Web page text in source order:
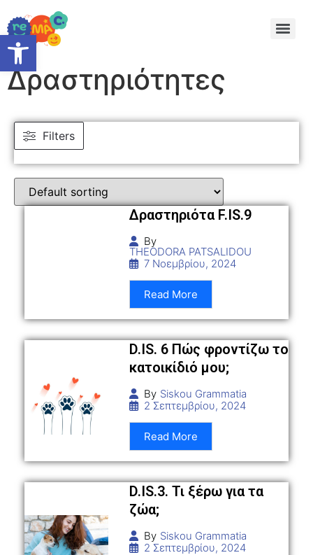
Ανοίξτε τη γραμμή
Δραστηριότητες
Filters
Δραστηριότα F.IS.9
By
THEODORA PATSALIDOU
7 Νοεμβρίου, 2024
Read More
D.IS. 6 Πώς φροντίζω το
κατοικίδιό μου;
By Siskou Grammatia
2 Σεπτεμβρίου, 2024
Read More
D.IS.3. Τι ξέρω για τα
ζώα;
By Siskou Grammatia
2 Σεπτεμβρίου, 2024